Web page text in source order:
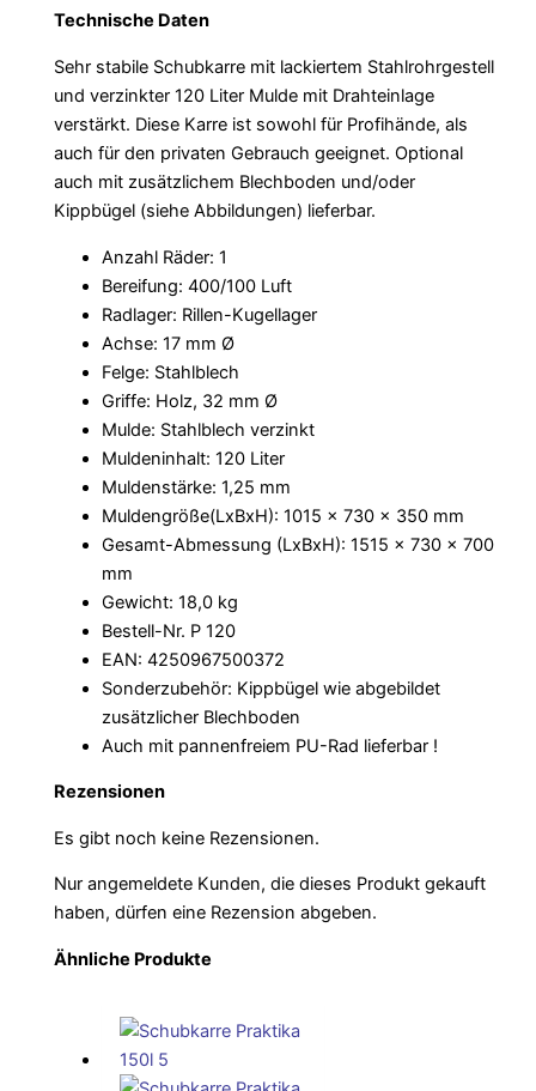
Technische Daten
Sehr stabile Schubkarre mit lackiertem Stahlrohrgestell
und verzinkter 120 Liter Mulde mit Drahteinlage
verstärkt. Diese Karre ist sowohl für Profihände, als
auch für den privaten Gebrauch geeignet. Optional
auch mit zusätzlichem Blechboden und/oder
Kippbügel (siehe Abbildungen) lieferbar.
Anzahl Räder: 1
Bereifung: 400/100 Luft
Radlager: Rillen-Kugellager
Achse: 17 mm Ø
Felge: Stahlblech
Griffe: Holz, 32 mm Ø
Mulde: Stahlblech verzinkt
Muldeninhalt: 120 Liter
Muldenstärke: 1,25 mm
Muldengröße(LxBxH): 1015 x 730 x 350 mm
Gesamt-Abmessung (LxBxH): 1515 x 730 x 700
mm
Gewicht: 18,0 kg
Bestell-Nr. P 120
EAN: 4250967500372
Sonderzubehör: Kippbügel wie abgebildet
zusätzlicher Blechboden
Auch mit pannenfreiem PU-Rad lieferbar !
Rezensionen
Es gibt noch keine Rezensionen.
Nur angemeldete Kunden, die dieses Produkt gekauft
haben, dürfen eine Rezension abgeben.
Ähnliche Produkte